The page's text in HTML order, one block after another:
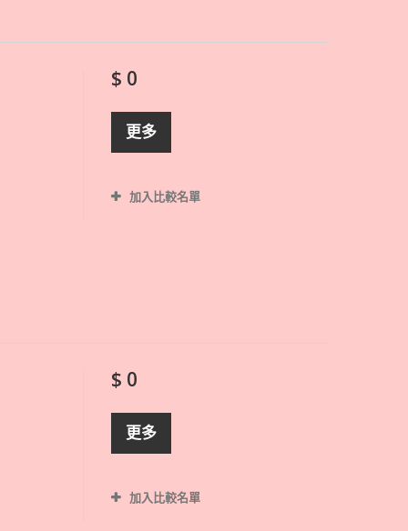
$ 0
更多
加入比較名單
$ 0
更多
加入比較名單